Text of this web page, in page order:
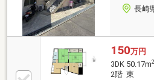
長崎
150万円
3DK 50.17m2
2階 東